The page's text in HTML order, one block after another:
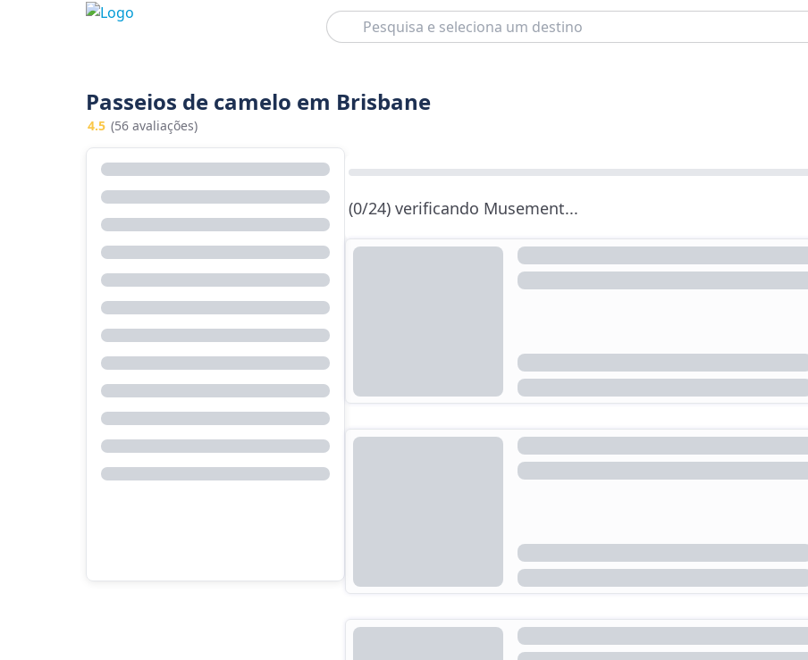
Pesquisar
Passeios de camelo em Brisbane
4.5 (56 avaliações)
(0/24) verificando Musement...